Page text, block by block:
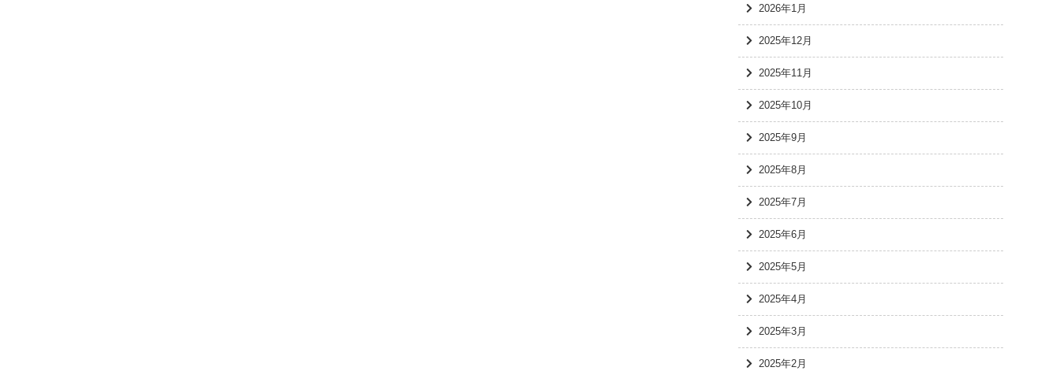
2026年1月
2025年12月
2025年11月
2025年10月
2025年9月
2025年8月
2025年7月
2025年6月
2025年5月
2025年4月
2025年3月
2025年2月